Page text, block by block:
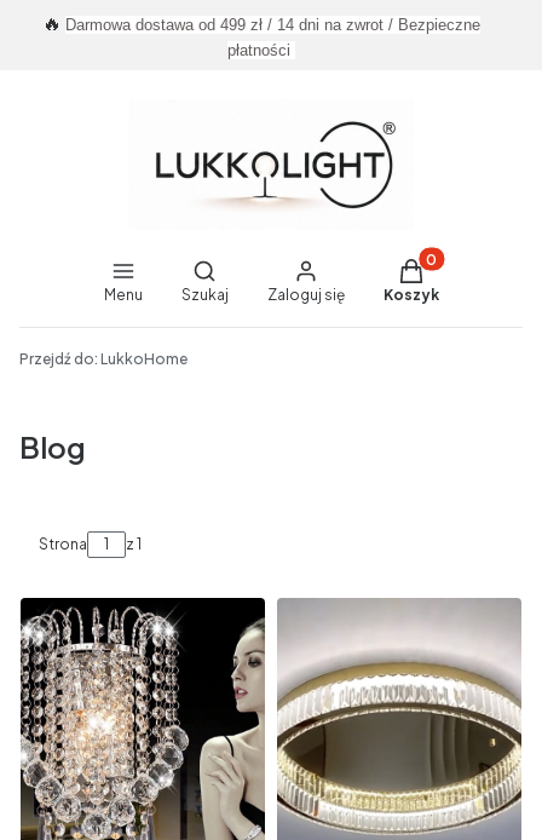
🔥 Darmowa dostawa od 499 zł / 14 dni na zwrot / Bezpieczne
płatności
Menu
Otwórz wyszukiwarkę
Szukaj Zaloguj się
Produkty w
Koszyk
Przejdź do: LukkoHome
Blog
Strona z 1